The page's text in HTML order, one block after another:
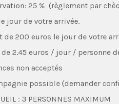
25 % (règlement par
jour de votre arrivée.
de 200 euros le jour de votre
2.45 euros / jour / personne
non acceptés
possible (demander
: 3 PERSONNES MAXIMUM